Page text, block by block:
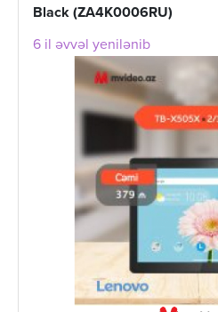
Black (ZA4K0006RU)
6 il əvvəl yenilənib